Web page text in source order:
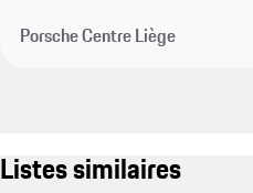
Porsche Centre Liège
Listes similaires